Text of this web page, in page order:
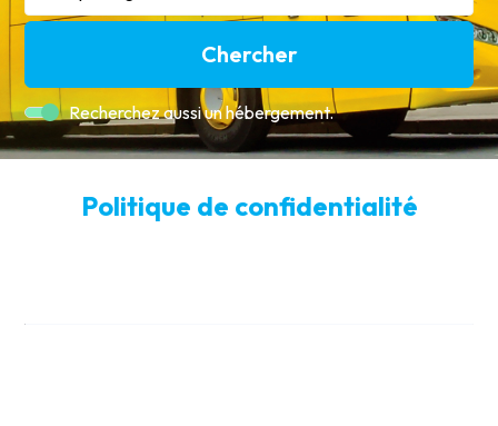
Chercher
Recherchez aussi un hébergement.
Politique de confidentialité